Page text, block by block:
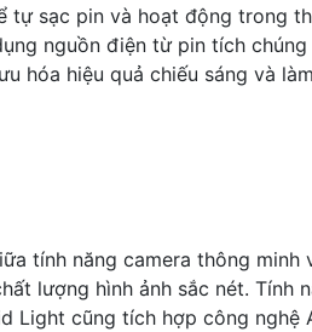
sạc pin và hoạt động trong
nguồn điện từ pin tích
hiệu quả chiếu sáng và
tính năng camera thông minh
lượng hình ảnh sắc nét. Tính
Light cũng tích hợp công nghệ